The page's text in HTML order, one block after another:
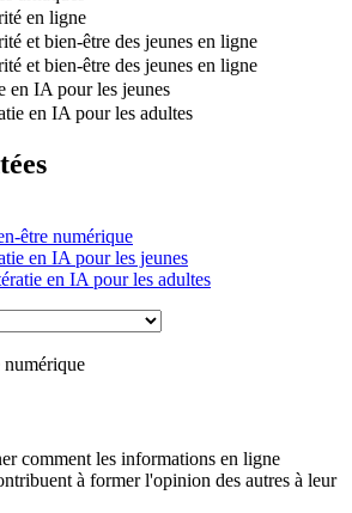
en ligne
et bien-être des jeunes en ligne
et bien-être des jeunes en ligne
en IA pour les jeunes
en IA pour les adultes
être numérique
en IA pour les jeunes
en IA pour les adultes
comment les informations en ligne
à former l'opinion des autres à leur